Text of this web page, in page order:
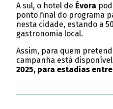
A sul, o hotel de Évora
ponto final do programa
nesta cidade, estando a
gastronomia local.
Assim, para quem
campanha está
2025, para estadias